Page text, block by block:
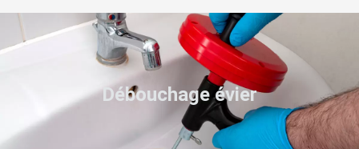
Débouchage évier